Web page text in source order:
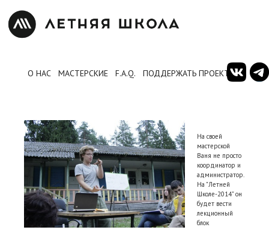
О НАС МАСТЕРСКИЕ F.A.Q. ПОДДЕРЖАТЬ ПРОЕКТ
На своей
мастерской
Ваня не просто
координатор и
администратор.
На "Летней
Школе-2014" он
будет вести
лекционный
блок